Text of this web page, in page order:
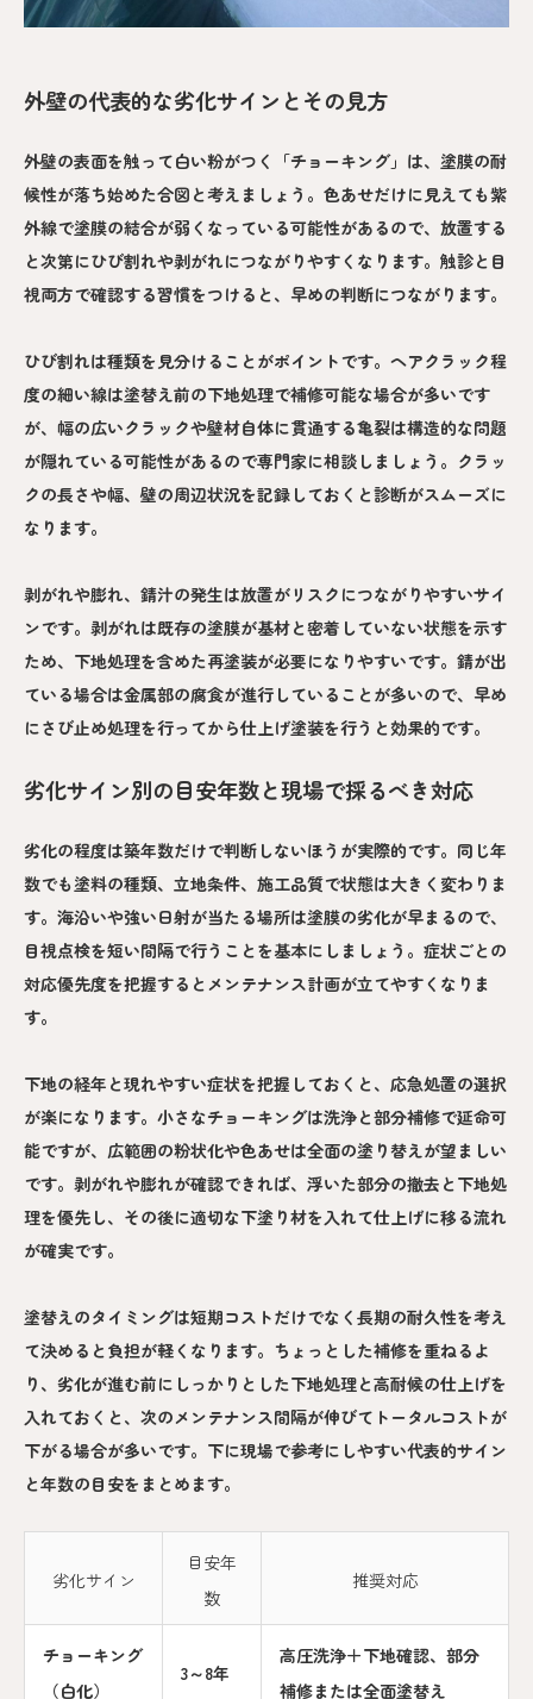
外壁の代表的な劣化サインとその見方
外壁の表面を触って白い粉がつく「チョーキング」は、塗膜の耐
候性が落ち始めた合図と考えましょう。色あせだけに見えても紫
外線で塗膜の結合が弱くなっている可能性があるので、放置する
と次第にひび割れや剥がれにつながりやすくなります。触診と目
視両方で確認する習慣をつけると、早めの判断につながります。
ひび割れは種類を見分けることがポイントです。ヘアクラック程
度の細い線は塗替え前の下地処理で補修可能な場合が多いです
が、幅の広いクラックや壁材自体に貫通する亀裂は構造的な問題
が隠れている可能性があるので専門家に相談しましょう。クラッ
クの長さや幅、壁の周辺状況を記録しておくと診断がスムーズに
なります。
剥がれや膨れ、錆汁の発生は放置がリスクにつながりやすいサイ
ンです。剥がれは既存の塗膜が基材と密着していない状態を示す
ため、下地処理を含めた再塗装が必要になりやすいです。錆が出
ている場合は金属部の腐食が進行していることが多いので、早め
にさび止め処理を行ってから仕上げ塗装を行うと効果的です。
劣化サイン別の目安年数と現場で採るべき対応
劣化の程度は築年数だけで判断しないほうが実際的です。同じ年
数でも塗料の種類、立地条件、施工品質で状態は大きく変わりま
す。海沿いや強い日射が当たる場所は塗膜の劣化が早まるので、
目視点検を短い間隔で行うことを基本にしましょう。症状ごとの
対応優先度を把握するとメンテナンス計画が立てやすくなりま
す。
下地の経年と現れやすい症状を把握しておくと、応急処置の選択
が楽になります。小さなチョーキングは洗浄と部分補修で延命可
能ですが、広範囲の粉状化や色あせは全面の塗り替えが望ましい
です。剥がれや膨れが確認できれば、浮いた部分の撤去と下地処
理を優先し、その後に適切な下塗り材を入れて仕上げに移る流れ
が確実です。
塗替えのタイミングは短期コストだけでなく長期の耐久性を考え
て決めると負担が軽くなります。ちょっとした補修を重ねるよ
り、劣化が進む前にしっかりとした下地処理と高耐候の仕上げを
入れておくと、次のメンテナンス間隔が伸びてトータルコストが
下がる場合が多いです。下に現場で参考にしやすい代表的サイン
と年数の目安をまとめます。
劣化サイン
目安年
数
推奨対応
チョーキング
（白化）
3～8年
高圧洗浄＋下地確認、部分
補修または全面塗替え